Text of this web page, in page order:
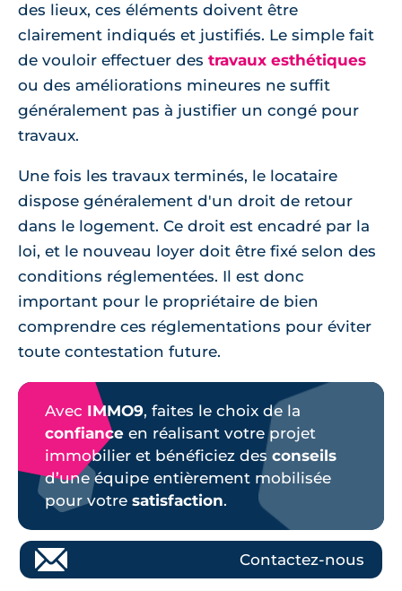
des lieux, ces éléments doivent être
clairement indiqués et justifiés. Le simple fait
de vouloir effectuer des travaux esthétiques
ou des améliorations mineures ne suffit
généralement pas à justifier un congé pour
travaux.
Une fois les travaux terminés, le locataire
dispose généralement d'un droit de retour
dans le logement. Ce droit est encadré par la
loi, et le nouveau loyer doit être fixé selon des
conditions réglementées. Il est donc
important pour le propriétaire de bien
comprendre ces réglementations pour éviter
toute contestation future.
Avec IMMO9, faites le choix de la
confiance en réalisant votre projet
immobilier et bénéficiez des conseils
d’une équipe entièrement mobilisée
pour votre satisfaction.
Contactez-nous